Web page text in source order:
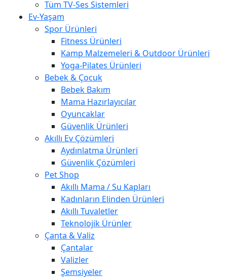
Tüm TV-Ses Sistemleri
Ev-Yaşam
Spor Ürünleri
Fitness Ürünleri
Kamp Malzemeleri & Outdoor Ürünleri
Yoga-Pilates Ürünleri
Bebek & Çocuk
Bebek Bakım
Mama Hazırlayıcılar
Oyuncaklar
Güvenlik Ürünleri
Akıllı Ev Çözümleri
Aydınlatma Ürünleri
Güvenlik Çözümleri
Pet Shop
Akıllı Mama / Su Kapları
Kadınların Elinden Ürünleri
Akıllı Tuvaletler
Teknolojik Ürünler
Çanta & Valiz
Çantalar
Valizler
Şemsiyeler